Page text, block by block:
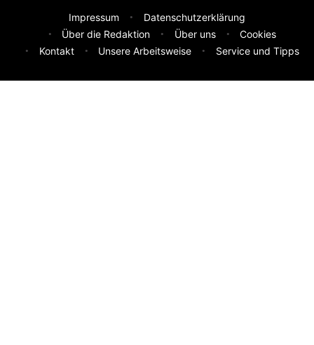
Impressum
Datenschutzerklärung
Über die Redaktion
Über uns
Cookies
Kontakt
Unsere Arbeitsweise Service und Tipps